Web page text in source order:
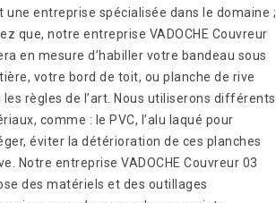
une entreprise spécialisée dans le domaine ;
que, notre entreprise VADOCHE Couvreur
en mesure d’habiller votre bandeau sous
votre bord de toit, ou planche de rive
les règles de l’art. Nous utiliserons différents
comme : le PVC, l’alu laqué pour
éviter la détérioration de ces planches
Notre entreprise VADOCHE Couvreur 03
des matériels et des outillages